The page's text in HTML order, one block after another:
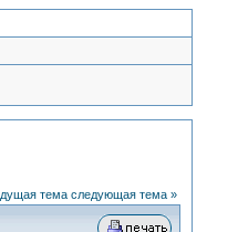
тема следующая тема »